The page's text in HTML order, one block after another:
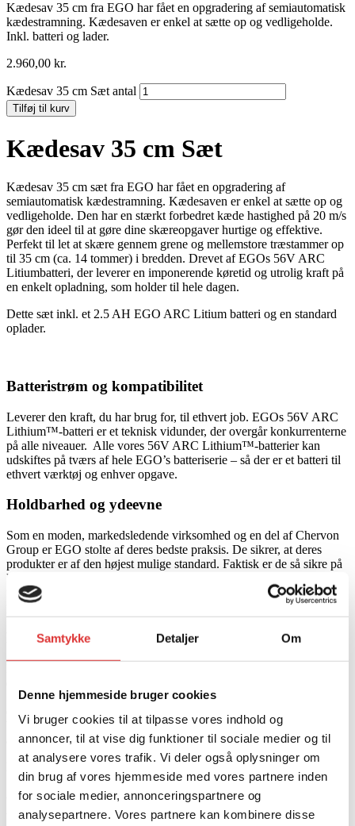
Samtykke Detaljer Om
Denne hjemmeside bruger cookies
Vi bruger cookies til at tilpasse vores indhold og
annoncer, til at vise dig funktioner til sociale medier og til
at analysere vores trafik. Vi deler også oplysninger om
din brug af vores hjemmeside med vores partnere inden
for sociale medier, annonceringspartnere og
analysepartnere. Vores partnere kan kombinere disse
Kædesav 35 cm fra EGO har fået en opgradering af semiautomatisk
kædestramning. Kædesaven er enkel at sætte op og vedligeholde.
Inkl. batteri og lader.
2.960,00 kr.
Kædesav 35 cm Sæt antal
Tilføj til kurv
Kædesav 35 cm Sæt
Kædesav 35 cm sæt fra EGO har fået en opgradering af
semiautomatisk kædestramning. Kædesaven er enkel at sætte op og
vedligeholde. Den har en stærkt forbedret kæde hastighed på 20 m/s
gør den ideel til at gøre dine skæreopgaver hurtige og effektive.
Perfekt til let at skære gennem grene og mellemstore træstammer op
til 35 cm (ca. 14 tommer) i bredden. Drevet af EGOs 56V ARC
Litiumbatteri, der leverer en imponerende køretid og utrolig kraft på
en enkelt opladning, som holder til hele dagen.
Dette sæt inkl. et 2.5 AH EGO ARC Litium batteri og en standard
oplader.
Batteristrøm og kompatibilitet
Leverer den kraft, du har brug for, til ethvert job. EGOs 56V ARC
Lithium™-batteri er et teknisk vidunder, der overgår konkurrenterne
på alle niveauer. Alle vores 56V ARC Lithium™-batterier kan
udskiftes på tværs af hele EGO’s batteriserie – så der er et batteri til
ethvert værktøj og enhver opgave.
Holdbarhed og ydeevne
Som en moden, markedsledende virksomhed og en del af Chervon
Group er EGO stolte af deres bedste praksis. De sikrer, at deres
produkter er af den højest mulige standard. Faktisk er de så sikre på
kvaliteten og ydeevnen af deres værktøjer, at vi tilbyder branchens
førende garantier for værktøjer og batterier, der købes af
professionelle og private brugere.
Miljøvenlighed
56V ARC Lithium™-batterier er ikke kun bedre end brændstof, de
batteridrevet fremtid, og engager dig i den smartere, grønnere måde
at arbejde udendørs på.
Redskaber og tilbehør
Kædesav 35 cm Sæt